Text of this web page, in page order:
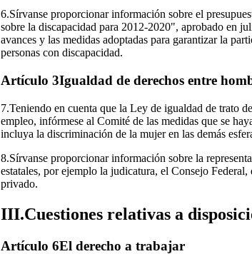
6.Sírvanse proporcionar información sobre el
sobre la discapacidad para 2012-2020", aprobado en
avances y las medidas adoptadas para garantizar la
personas con discapacidad.
Artículo 3Igualdad de derechos entre
7.Teniendo en cuenta que la Ley de igualdad de trato
empleo, infórmese al Comité de las medidas que se
incluya la discriminación de la mujer en las demás
8.Sírvanse proporcionar información sobre la
estatales, por ejemplo la judicatura, el Consejo
privado.
III.Cuestiones relativas a
Artículo 6El derecho a trabajar